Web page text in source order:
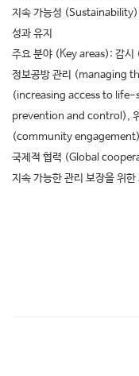
지속 가능성
성과 유지
주요 분야 (Key areas): 감시
정보공방 관리 (managing
(increasing access to
prevention and control),
(community engagement)
국제적 협력 (Global
지속 가능한 관리 보장을 위